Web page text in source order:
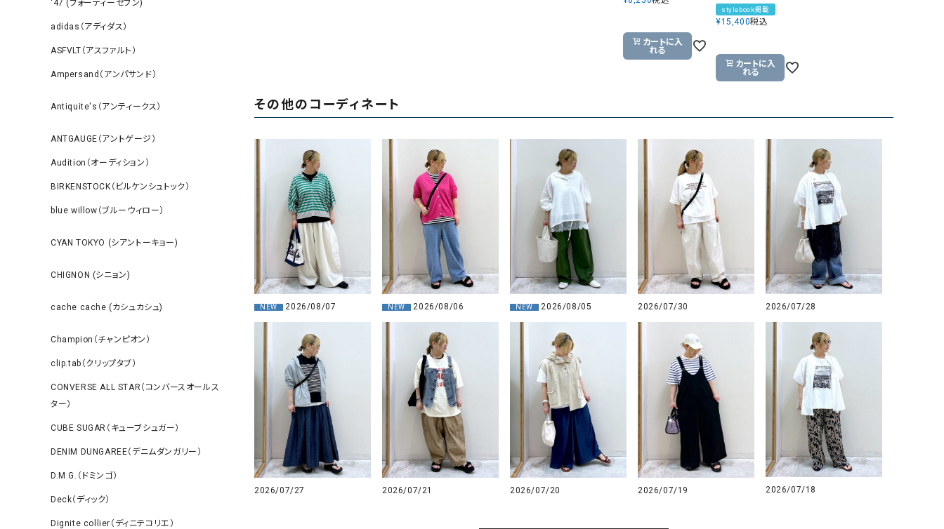
‘47 (フォーティーセブン)
adidas（アディダス）
ASFVLT（アスファルト）
Ampersand（アンパサンド）
Antiquite's（アンティークス）
ANTGAUGE（アントゲージ）
Audition（オーディション）
BIRKENSTOCK（ビルケンシュトック）
blue willow（ブルーウィロー）
CYAN TOKYO (シアントーキョー)
CHIGNON (シニョン)
cache cache (カシュカシュ)
Champion（チャンピオン）
clip.tab（クリップタブ）
CONVERSE ALL STAR（コンバースオールス
ター）
CUBE SUGAR（キューブシュガー）
DENIM DUNGAREE（デニムダンガリー）
D.M.G.（ドミンゴ）
Deck（ディック）
Dignite collier（ディニテコリエ）
カートに入
れる
stylebook掲載
¥15,400税込
カートに入
れる
その他のコーディネート
NEW 2026/08/07 NEW 2026/08/06 NEW 2026/08/05 2026/07/30 2026/07/28
2026/07/27 2026/07/21 2026/07/20 2026/07/19 2026/07/18